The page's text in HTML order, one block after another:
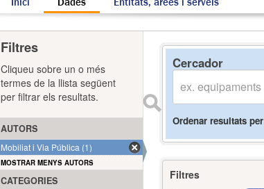
Cercador
Ordenar resultats per
Filtres
Filtres
Cliqueu sobre un o més
termes de la llista següent
per filtrar els resultats.
AUTORS
Mobiliat i Via Pública (1)
MOSTRAR MENYS AUTORS
CATEGORIES